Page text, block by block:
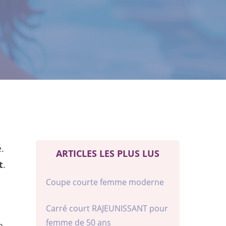
.
ARTICLES LES PLUS LUS
Coupe courte femme moderne
Carré court RAJEUNISSANT pour
femme de 50 ans